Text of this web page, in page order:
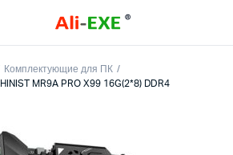
Комплектующие для ПК
MR9A PRO X99 16G(2*8) DDR4